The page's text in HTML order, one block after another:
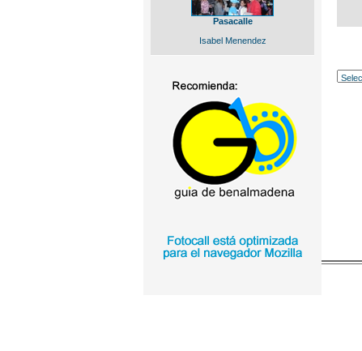
Pasacalle
Isabel Menendez